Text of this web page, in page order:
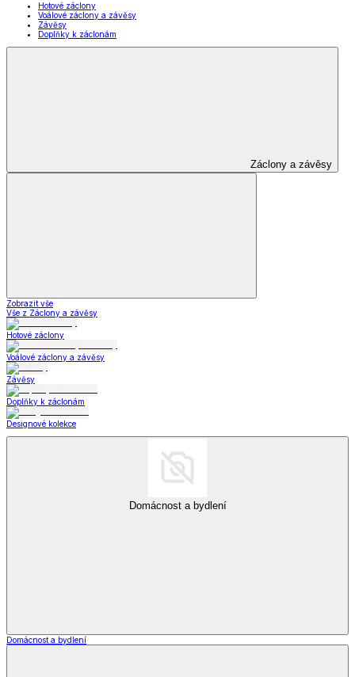
Hotové záclony
Voálové záclony a závěsy
Závěsy
Doplňky k záclonám
Záclony a závěsy
Zobrazit vše
Vše z Záclony a závěsy
Hotové záclony
Voálové záclony a závěsy
Závěsy
Doplňky k záclonám
Designové kolekce
Domácnost a bydlení
Domácnost a bydlení